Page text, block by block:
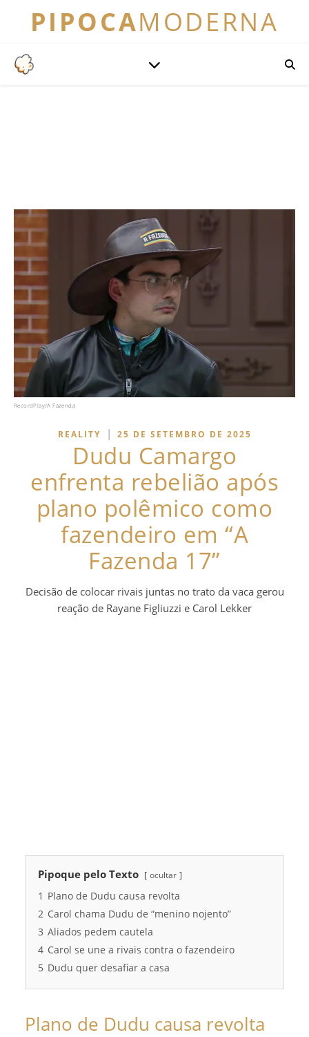
PIPOCAMODERNA
RecordPlay/A Fazenda
REALITY | 25 DE SETEMBRO DE 2025
Dudu Camargo
enfrenta rebelião após
plano polêmico como
fazendeiro em “A
Fazenda 17”
Decisão de colocar rivais juntas no trato da vaca gerou
reação de Rayane Figliuzzi e Carol Lekker
Pipoque pelo Texto ocultar
1 Plano de Dudu causa revolta
2 Carol chama Dudu de “menino nojento”
3 Aliados pedem cautela
4 Carol se une a rivais contra o fazendeiro
5 Dudu quer desafiar a casa
Plano de Dudu causa revolta